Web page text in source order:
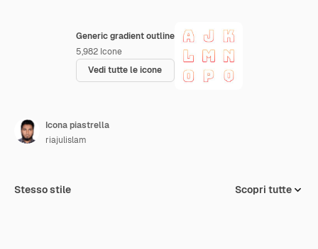
Generic gradient outline
5,982 Icone
Vedi tutte le icone
Icona piastrella
riajulislam
Stesso stile Scopri tutte